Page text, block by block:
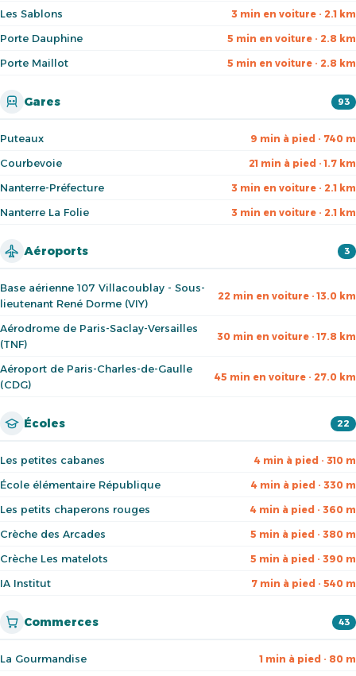
Les Sablons 3 min en voiture · 2.1 km
Porte Dauphine 5 min en voiture · 2.8 km
Porte Maillot 5 min en voiture · 2.8 km
Gares 93
Puteaux 9 min à pied · 740 m
Courbevoie 21 min à pied · 1.7 km
Nanterre-Préfecture 3 min en voiture · 2.1 km
Nanterre La Folie 3 min en voiture · 2.1 km
Aéroports 3
Base aérienne 107 Villacoublay - Sous-
lieutenant René Dorme (VIY)
22 min en voiture · 13.0 km
Aérodrome de Paris-Saclay-Versailles
(TNF)
30 min en voiture · 17.8 km
Aéroport de Paris-Charles-de-Gaulle
(CDG)
45 min en voiture · 27.0 km
Écoles 22
Les petites cabanes 4 min à pied · 310 m
École élémentaire République 4 min à pied · 330 m
Les petits chaperons rouges 4 min à pied · 360 m
Crèche des Arcades 5 min à pied · 380 m
Crèche Les matelots 5 min à pied · 390 m
IA Institut 7 min à pied · 540 m
Commerces 43
La Gourmandise 1 min à pied · 80 m